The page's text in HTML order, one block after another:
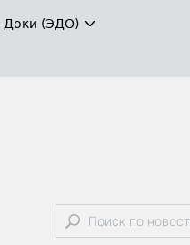
Доки (ЭДО)